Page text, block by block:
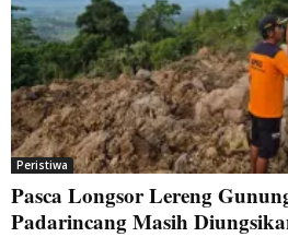
Peristiwa
Pasca Longsor Lereng
Padarincang Masih